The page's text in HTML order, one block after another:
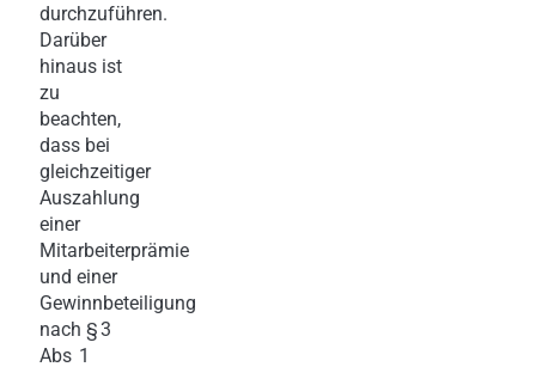
durchzuführen.
Darüber
hinaus ist
zu
beachten,
dass bei
gleichzeitiger
Auszahlung
einer
Mitarbeiterprämie
und einer
Gewinnbeteiligung
nach § 3
Abs 1